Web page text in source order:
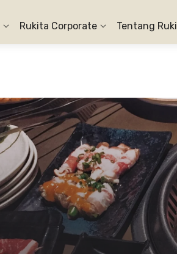
Rukita Corporate Tentang